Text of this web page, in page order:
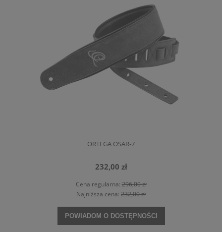
ORTEGA OSAR-7
232,00 zł
Cena regularna:296,00 zł
Najniższa cena: 232,00 zł
POWIADOM O DOSTĘPNOŚCI